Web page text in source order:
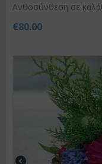
Ανθοσύνθεση σε
€80.00